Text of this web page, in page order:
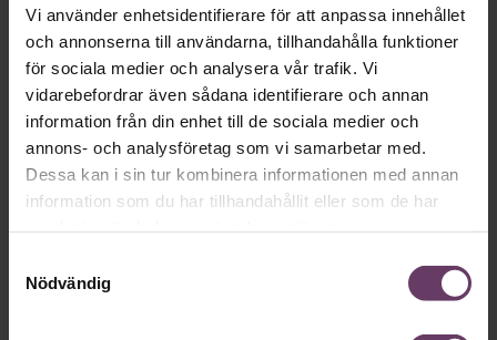
Vi använder enhetsidentifierare för att anpassa innehållet
och annonserna till användarna, tillhandahålla funktioner
för sociala medier och analysera vår trafik. Vi
vidarebefordrar även sådana identifierare och annan
information från din enhet till de sociala medier och
annons- och analysföretag som vi samarbetar med.
Dessa kan i sin tur kombinera informationen med annan
information som du har tillhandahållit eller som de har
Nödvändig
Hälsa
Hur mår chefen – egentligen?
Här gör han en hälsokontroll på Daniel Ek och Hjalmar
Nilsonnes Neko Health.